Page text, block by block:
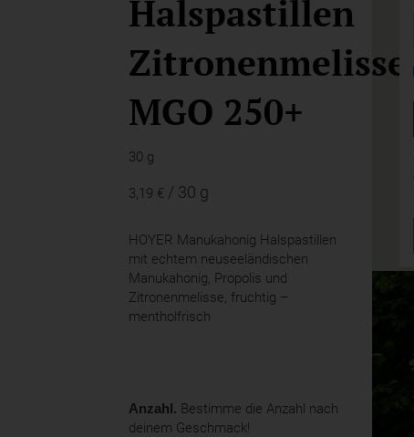
Halspastillen
Zitronenmelisse
MGO 250+
30 g
3,19 € / 30 g
HOYER Manukahonig Halspastillen
mit echtem neuseeländischen
Manukahonig, Propolis und
Zitronenmelisse, fruchtig –
mentholfrisch
Anzahl. Bestimme die Anzahl nach
deinem Geschmack!